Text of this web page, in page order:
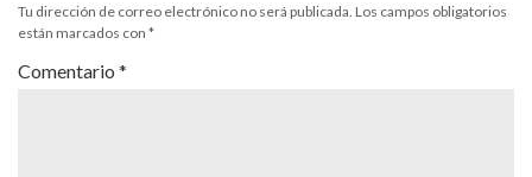
Tu dirección de correo electrónico no será publicada. Los campos obligatorios
están marcados con *
Comentario *